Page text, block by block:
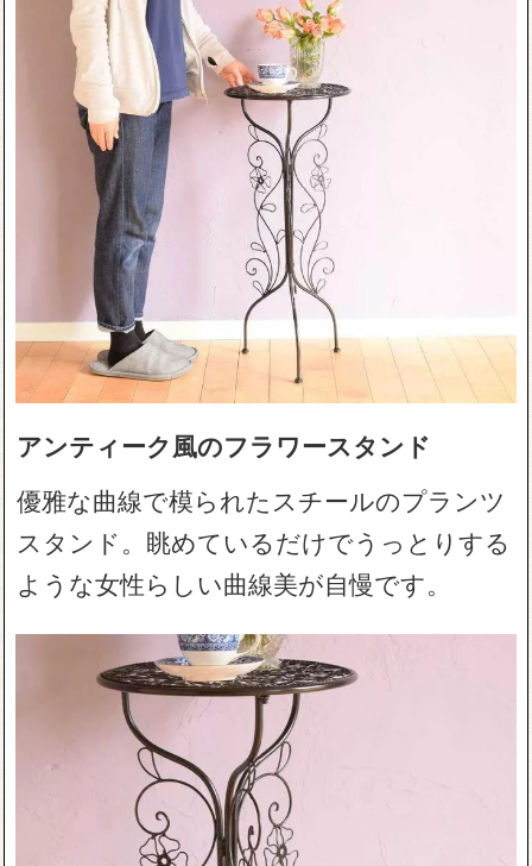
アンティーク風のフラワースタンド
優雅な曲線で模られたスチールのプランツ
スタンド。眺めているだけでうっとりする
ような女性らしい曲線美が自慢です。